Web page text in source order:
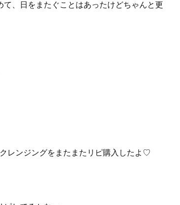
、日をまたぐことはあったけどちゃんと更
レンジングをまたまたリピ購入したよ♡